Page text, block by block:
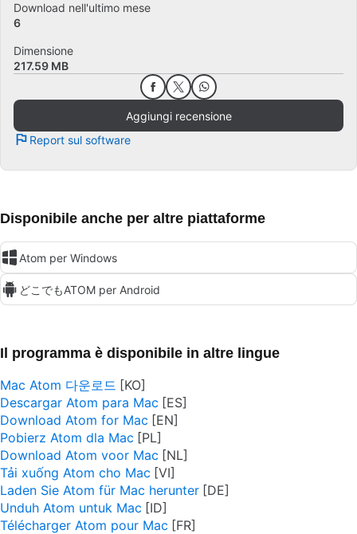
Download nell'ultimo mese
6
Dimensione
217.59 MB
Aggiungi recensione
Report sul software
Disponibile anche per altre piattaforme
Atom per Windows
どこでもATOM per Android
Il programma è disponibile in altre lingue
Mac Atom 다운로드
Descargar Atom para Mac
Download Atom for Mac
Pobierz Atom dla Mac
Download Atom voor Mac
Tải xuống Atom cho Mac
Laden Sie Atom für Mac herunter
Unduh Atom untuk Mac
Télécharger Atom pour Mac